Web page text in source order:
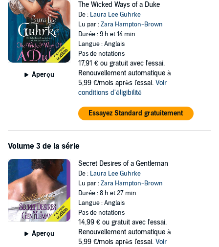
Aperçu
The Wicked Ways of a Duke
De : Laura Lee Guhrke
Lu par :Zara Hampton-Brown
Durée : 9 h et 14 min
Langue : Anglais
Pas de notations
17,91 € ou gratuit avec l'essai.
Renouvellement automatique à
5,99 €/mois après l'essai. Voir
conditions d'éligibilité
Essayez Standard gratuitement
Volume 3 de la série
Aperçu
Secret Desires of a Gentleman
De : Laura Lee Guhrke
Lu par :Zara Hampton-Brown
Durée : 8 h et 27 min
Langue : Anglais
Pas de notations
14,99 € ou gratuit avec l'essai.
Renouvellement automatique à
5,99 €/mois après l'essai. Voir